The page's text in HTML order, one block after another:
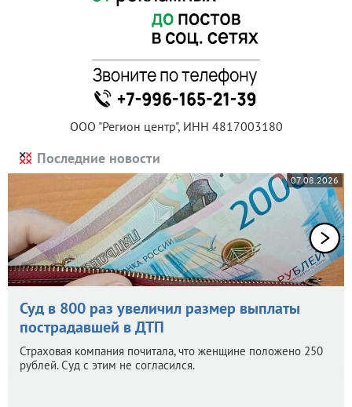
ООО "Регион центр", ИНН 4817003180
Последние новости
07.08.2026
Суд в 800 раз увеличил размер выплаты
пострадавшей в ДТП
Страховая компания почитала, что женщине положено 250
рублей. Суд с этим не согласился.